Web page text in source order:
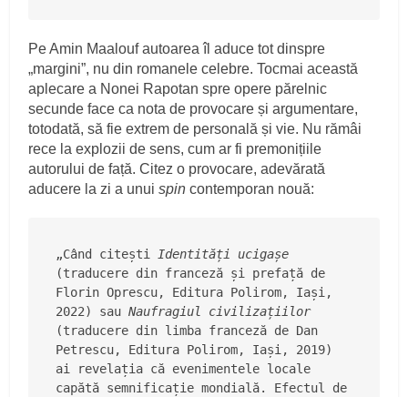
Pe Amin Maalouf autoarea îl aduce tot dinspre
„margini”, nu din romanele celebre. Tocmai această
aplecare a Nonei Rapotan spre opere părelnic
secunde face ca nota de provocare și argumentare,
totodată, să fie extrem de personală și vie. Nu rămâi
rece la explozii de sens, cum ar fi premonițiile
autorului de față. Citez o provocare, adevărată
aducere la zi a unui spin contemporan nouă:
„Când citești Identități ucigașe
(traducere din franceză și prefață de
Florin Oprescu, Editura Polirom, Iași,
2022) sau Naufragiul civilizațiilor
(traducere din limba franceză de Dan
Petrescu, Editura Polirom, Iași, 2019)
ai revelația că evenimentele locale
capătă semnificație mondială. Efectul de